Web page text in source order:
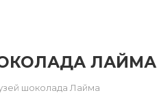
ЛАЙМА
шоколада Лайма